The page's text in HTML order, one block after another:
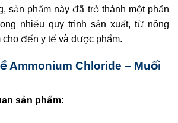
sản phẩm này đã trở thành một phần
nhiều quy trình sản xuất, từ nông
cho đến y tế và dược phẩm.
Ammonium Chloride – Muối
sản phẩm: